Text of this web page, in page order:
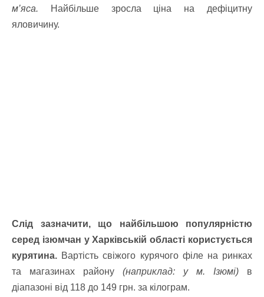
м’яса. Найбільше зросла ціна на дефіцитну
яловичину.
Слід зазначити, що найбільшою популярністю
серед ізюмчан у Харківській області користується
курятина. Вартість свіжого курячого філе на ринках
та магазинах району (наприклад: у м. Ізюмі) в
діапазоні від 118 до 149 грн. за кілограм.